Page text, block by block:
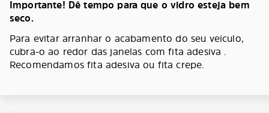
Importante! Dê tempo para que o vidro esteja bem
seco.
Para evitar arranhar o acabamento do seu veículo,
cubra-o ao redor das janelas com fita adesiva .
Recomendamos fita adesiva ou fita crepe.